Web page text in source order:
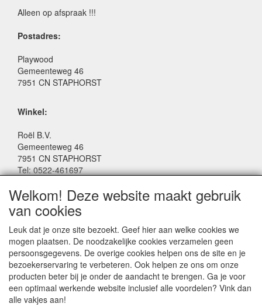
Alleen op afspraak !!!
Postadres:
Playwood
Gemeenteweg 46
7951 CN STAPHORST
Winkel:
Roël B.V.
Gemeenteweg 46
7951 CN STAPHORST
Tel: 0522-461697
Facebook: www.facebook.com/roelspeelgoed
Openingstijden Winkel:
Maandag t/m Vrijdag: 9:00 - 17:30
Zaterdag: 9:00 - 17:00
Donderdagavond koopavond: 19:00 - 21:00
SERVICE
Welkom! Deze website maakt gebruik
van cookies
Leuk dat je onze site bezoekt. Geef hier aan welke cookies we
mogen plaatsen. De noodzakelijke cookies verzamelen geen
persoonsgegevens. De overige cookies helpen ons de site en je
bezoekerservaring te verbeteren. Ook helpen ze ons om onze
producten beter bij je onder de aandacht te brengen. Ga je voor
een optimaal werkende website inclusief alle voordelen? Vink dan
alle vakjes aan!